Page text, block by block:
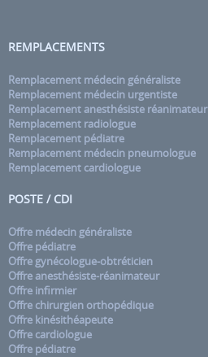
REMPLACEMENTS
Remplacement médecin généraliste
Remplacement médecin urgentiste
Remplacement anesthésiste réanimateur
Remplacement radiologue
Remplacement pédiatre
Remplacement médecin pneumologue
Remplacement cardiologue
POSTE / CDI
Offre médecin généraliste
Offre pédiatre
Offre gynécologue-obtréticien
Offre anesthésiste-réanimateur
Offre infirmier
Offre chirurgien orthopédique
Offre kinésithéapeute
Offre cardiologue
Offre pédiatre